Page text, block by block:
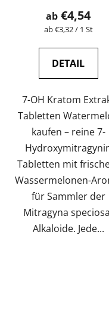
ab €4,54
Verkaufspreis:
ab €3,32 / 1 St
DETAIL
7-OH Kratom
Tabletten
kaufen – reine 7-
Tabletten mit
Wassermelonen-
für Sammler der
Mitragyna
Alkaloide. Jede...